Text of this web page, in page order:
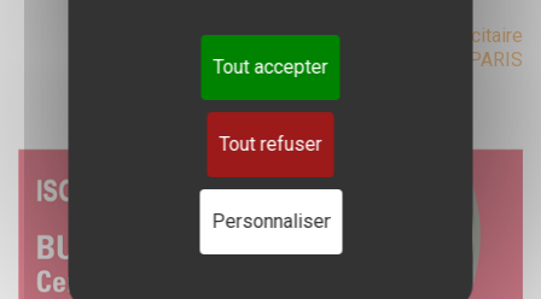
navigation
←
Traduction publicitaire
McCANN PARIS
Traduction technique
Airbusiness Academy
→
Tout accepter
Tout refuser
Personnaliser